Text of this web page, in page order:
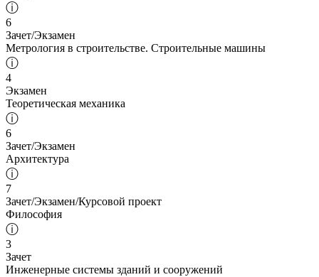
ⓘ
6
Зачет/Экзамен
Метрология в строительстве. Строительные машины
ⓘ
4
Экзамен
Теоретическая механика
ⓘ
6
Зачет/Экзамен
Архитектура
ⓘ
7
Зачет/Экзамен/Курсовой проект
Философия
ⓘ
3
Зачет
Инженерные системы зданий и сооружений